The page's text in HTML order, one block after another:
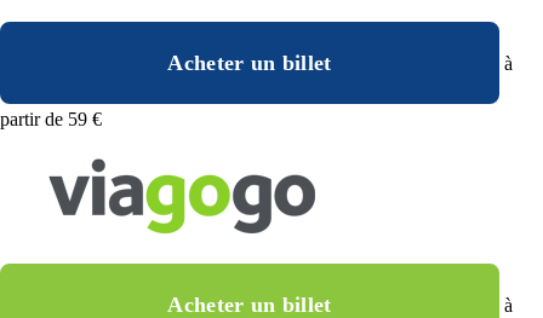
Acheter un billet à
partir de 59 €
Acheter un billet à